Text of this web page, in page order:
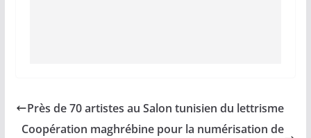
Près de 70 artistes au Salon tunisien du lettrisme
Coopération maghrébine pour la numérisation de